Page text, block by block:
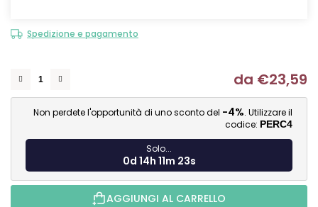
Spedizione e pagamento
da €23,59
Non perdete l'opportunità di uno sconto del -4%. Utilizzare il
codice: PERC4
Solo...
0d 14h 11m 22s
AGGIUNGI AL CARRELLO